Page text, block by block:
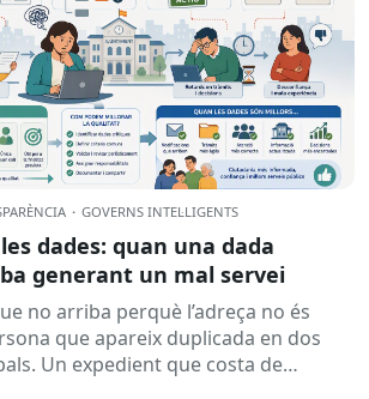
· GOVERNS INTEL·LIGENTS
dades: quan una dada
generant un mal servei
no arriba perquè l’adreça no és
que apareix duplicada en dos
Un expedient que costa de